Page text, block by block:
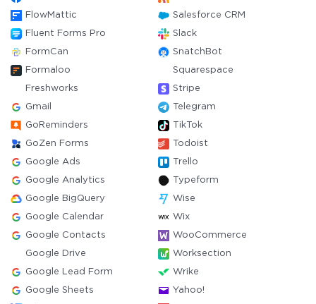
FlowMattic Salesforce CRM
Fluent Forms Pro Slack
FormCan SnatchBot
Formaloo Squarespace
Freshworks Stripe
Gmail Telegram
GoReminders TikTok
GoZen Forms Todoist
Google Ads Trello
Google Analytics Typeform
Google BigQuery Wise
Google Calendar Wix
Google Contacts WooCommerce
Google Drive Worksection
Google Lead Form Wrike
Google Sheets Yahoo!